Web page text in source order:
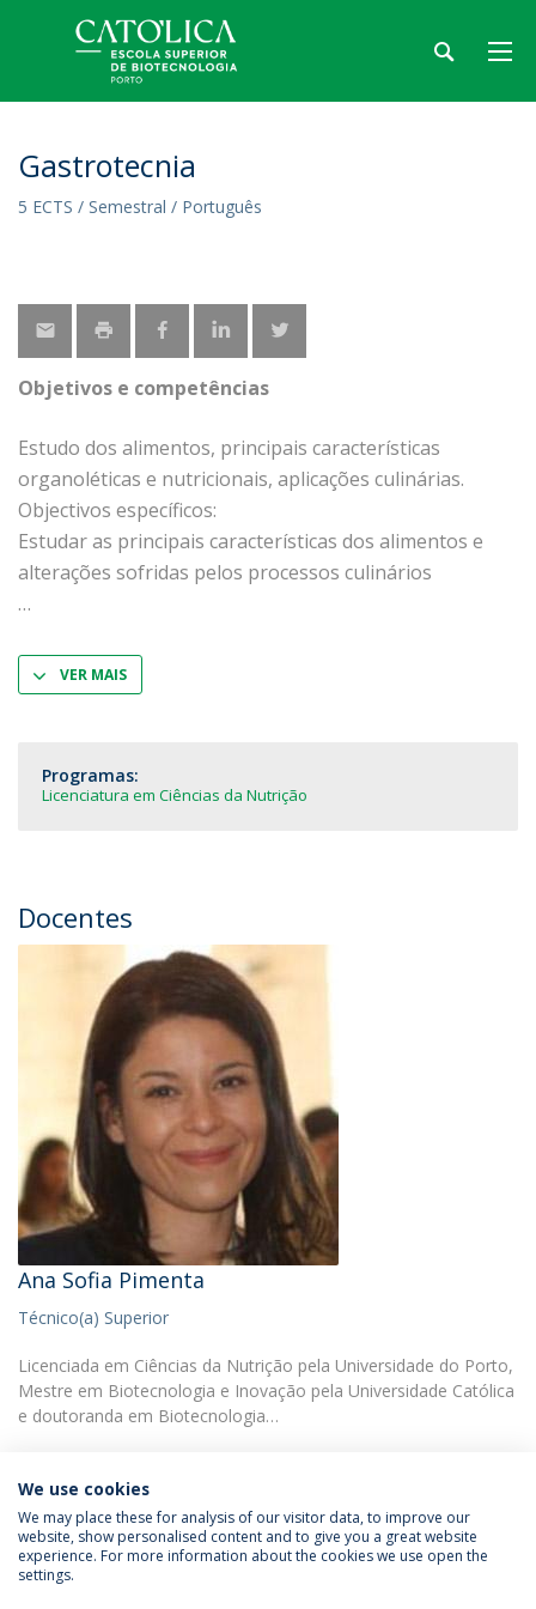
Gastrotecnia
5 ECTS / Semestral / Português
Objetivos e competências
Estudo dos alimentos, principais características
organoléticas e nutricionais, aplicações culinárias.
Objectivos específicos:
Estudar as principais características dos alimentos e
alterações sofridas pelos processos culinários
VER MAIS
Programas:
Licenciatura em Ciências da Nutrição
Docentes
Ana Sofia Pimenta
Técnico(a) Superior
Licenciada em Ciências da Nutrição pela Universidade do Porto,
Mestre em Biotecnologia e Inovação pela Universidade Católica
e doutoranda em Biotecnologia…
Política de Privacidade
Termos & Condições
We use cookies
We may place these for analysis of our visitor data, to improve our
website, show personalised content and to give you a great website
experience. For more information about the cookies we use open the
settings.